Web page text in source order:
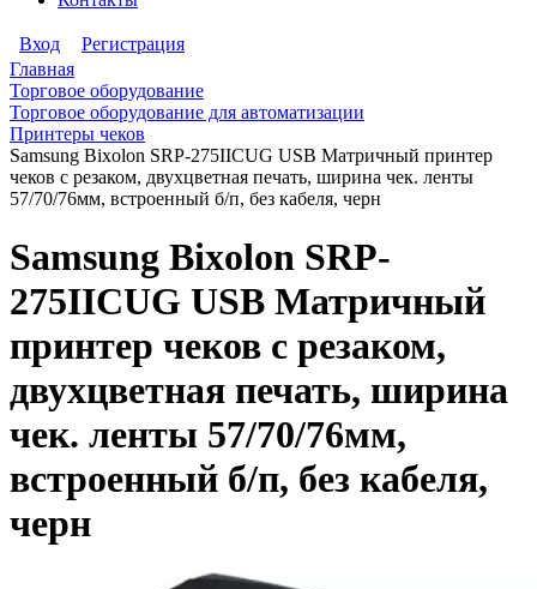
Вход
Регистрация
Главная
Торговое оборудование
Торговое оборудование для автоматизации
Принтеры чеков
Samsung Bixolon SRP-275IIСUG USB Матричный принтер
чеков с резаком, двухцветная печать, ширина чек. ленты
57/70/76мм, встроенный б/п, без кабеля, черн
Samsung Bixolon SRP-
275IIСUG USB Матричный
принтер чеков с резаком,
двухцветная печать, ширина
чек. ленты 57/70/76мм,
встроенный б/п, без кабеля,
черн